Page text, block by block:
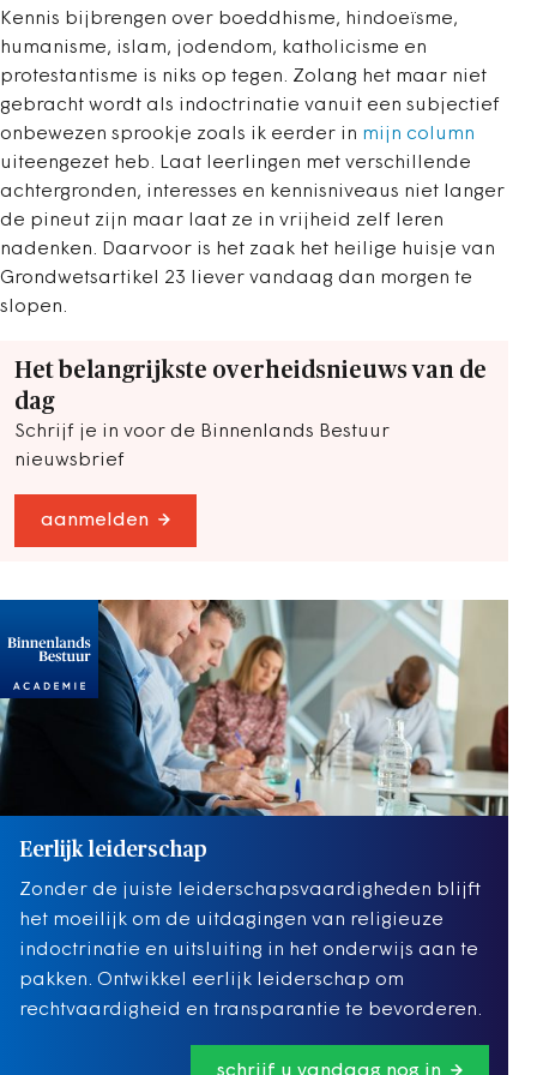
Kennis bijbrengen over boeddhisme, hindoeïsme,
humanisme, islam, jodendom, katholicisme en
protestantisme is niks op tegen. Zolang het maar niet
gebracht wordt als indoctrinatie vanuit een subjectief
onbewezen sprookje zoals ik eerder in mijn column
uiteengezet heb. Laat leerlingen met verschillende
achtergronden, interesses en kennisniveaus niet langer
de pineut zijn maar laat ze in vrijheid zelf leren
nadenken. Daarvoor is het zaak het heilige huisje van
Grondwetsartikel 23 liever vandaag dan morgen te
slopen.
Het belangrijkste overheidsnieuws van de
dag
Schrijf je in voor de Binnenlands Bestuur
nieuwsbrief
aanmelden
Eerlijk leiderschap
Zonder de juiste leiderschapsvaardigheden blijft
het moeilijk om de uitdagingen van religieuze
indoctrinatie en uitsluiting in het onderwijs aan te
pakken. Ontwikkel eerlijk leiderschap om
rechtvaardigheid en transparantie te bevorderen.